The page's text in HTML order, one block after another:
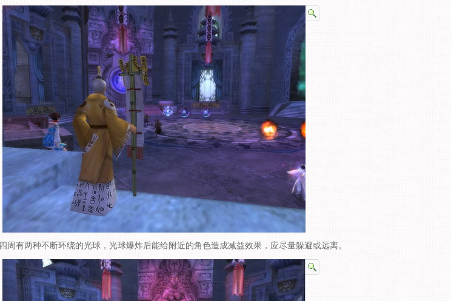
有两种不断环绕的光球，光球爆炸后能给附近的角色造成减益效果，应尽量躲避或远离。